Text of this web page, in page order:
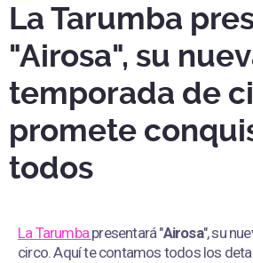
La Tarumba
"Airosa", su
temporada de
promete
todos
La Tarumbapresentará "Airosa", su
circo. Aquí te contamos todos los